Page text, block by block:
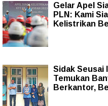
Gelar Apel
PLN: Kami
Kelistrikan
Sidak Seusai
Temukan
Berkantor,